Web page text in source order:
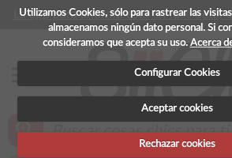
Utilizamos Cookies, sólo para rastrear las
almacenamos ningún dato personal. Si
consideramos que acepta su uso. Acerca
Configurar Cookies
Aceptar cookies
Rechazar cookies
La app para android esta en fase beta,
zoom_in